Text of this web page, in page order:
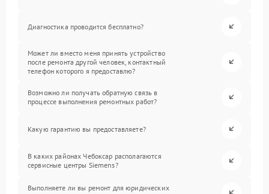
Диагностика проводится бесплатно?
Может ли вместо меня принять устройство
после ремонта другой человек, контактный
телефон которого я предоставлю?
Возможно ли получать обратную связь в
процессе выполнения ремонтных работ?
Какую гарантию вы предоставляете?
В каких районах Чебоксар располагаются
сервисные центры Siemens?
Выполняете ли вы ремонт для юридических